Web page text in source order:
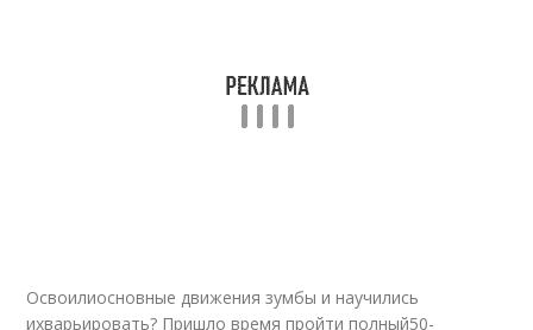
Освоилиосновные движения зумбы и научились
ихварьировать? Пришло время пройти полный50-